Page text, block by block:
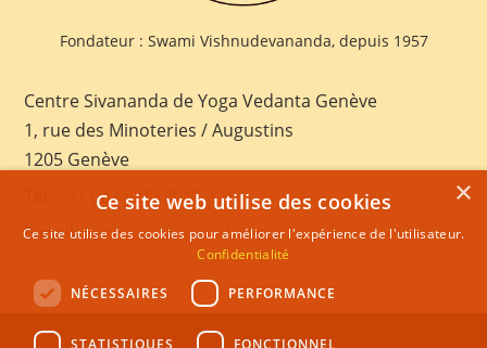
Fondateur : Swami Vishnudevananda, depuis 1957
Centre Sivananda de Yoga Vedanta Genève
1, rue des Minoteries / Augustins
1205 Genève
+41 022 328 03 28
E-mail:geneva@sivananda.net
×
Ce site web utilise des cookies
Ce site utilise des cookies pour améliorer l'expérience de l'utilisateur.
Confidentialité
NÉCESSAIRES PERFORMANCE
STATISTIQUES FONCTIONNEL